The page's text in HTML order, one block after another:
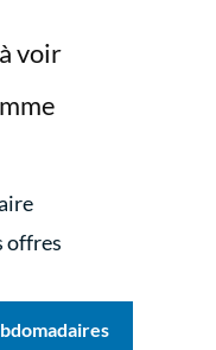
voir
offres